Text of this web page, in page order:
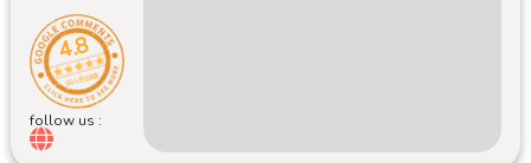
4.8
855 則評論
follow us :